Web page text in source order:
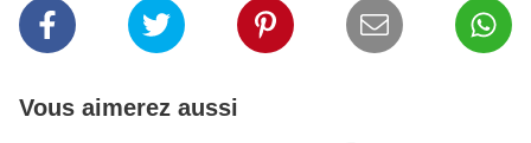
Vous aimerez aussi